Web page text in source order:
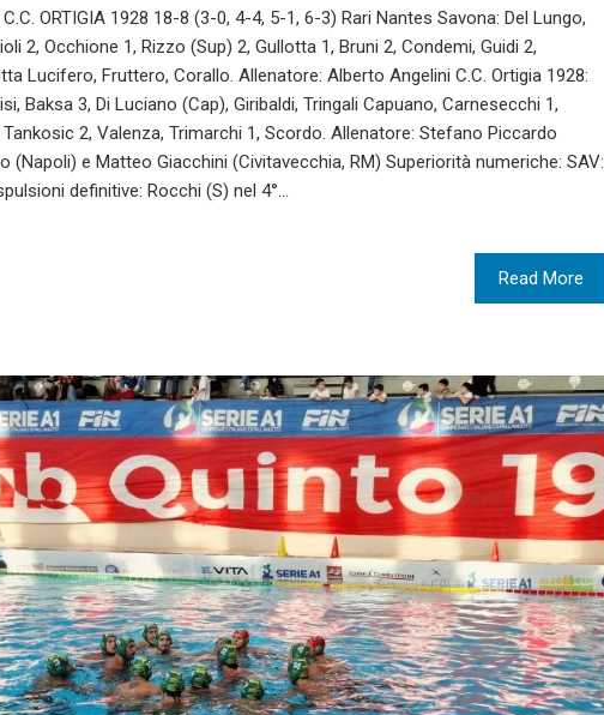
ORTIGIA 1928 18-8 (3-0, 4-4, 5-1, 6-3) Rari Nantes Savona: Del Lungo,
2, Occhione 1, Rizzo (Sup) 2, Gullotta 1, Bruni 2, Condemi, Guidi 2,
Lucifero, Fruttero, Corallo. Allenatore: Alberto Angelini C.C. Ortigia 1928:
Baksa 3, Di Luciano (Cap), Giribaldi, Tringali Capuano, Carnesecchi 1,
Tankosic 2, Valenza, Trimarchi 1, Scordo. Allenatore: Stefano Piccardo
(Napoli) e Matteo Giacchini (Civitavecchia, RM) Superiorità numeriche: SAV:
definitive: Rocchi (S) nel 4°…
Read More